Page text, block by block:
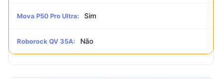
Mova P50 Pro Ultra: Sim
Roborock QV 35A: Não